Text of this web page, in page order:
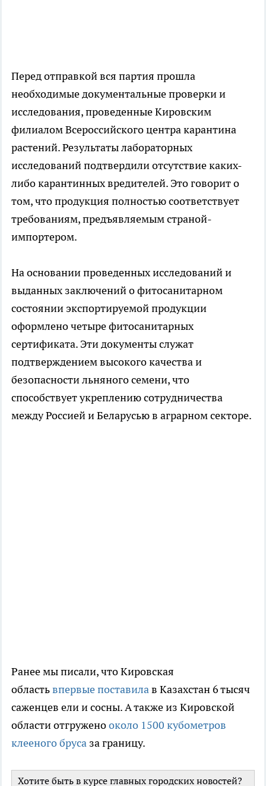
Перед отправкой вся партия прошла
необходимые документальные проверки и
исследования, проведенные Кировским
филиалом Всероссийского центра карантина
растений. Результаты лабораторных
исследований подтвердили отсутствие каких-
либо карантинных вредителей. Это говорит о
том, что продукция полностью соответствует
требованиям, предъявляемым страной-
импортером.
На основании проведенных исследований и
выданных заключений о фитосанитарном
состоянии экспортируемой продукции
оформлено четыре фитосанитарных
сертификата. Эти документы служат
подтверждением высокого качества и
безопасности льняного семени, что
способствует укреплению сотрудничества
между Россией и Беларусью в аграрном секторе.
Ранее мы писали, что Кировская
областьвпервые поставилав Казахстан 6 тысяч
саженцев ели и сосны. А также из Кировской
области отгруженооколо 1500 кубометров
клееного бруса за границу.
Хотите быть в курсе главных городских новостей?